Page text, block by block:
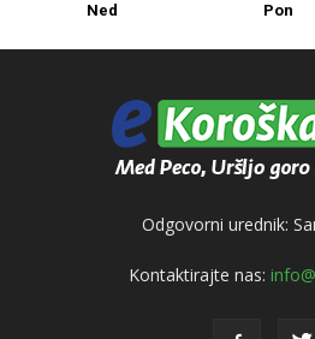
Ned
Pon
Odgovorni urednik:
Kontaktirajte nas: